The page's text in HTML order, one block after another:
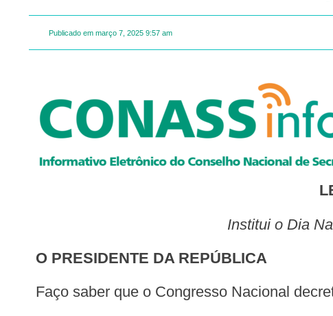
Publicado em março 7, 2025 9:57 am
Institui o Dia
O PRESIDENTE DA REPÚBLICA
Faço saber que o Congresso Nacional